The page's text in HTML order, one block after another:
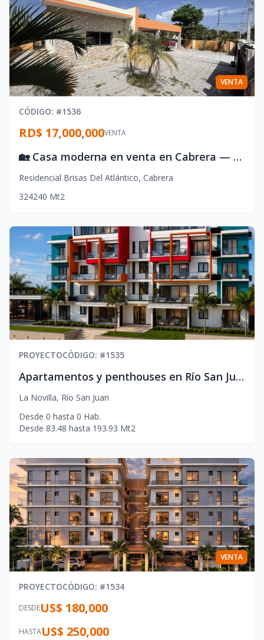
VENTA
CÓDIGO: #1536
VENTA
RD$ 17,000,000
🏡 Casa moderna en venta en Cabrera — amplia, céntrica y lista para mudarte
Residencial Brisas Del Atlántico, Cabrera
324240 Mt2
PROYECTOCÓDIGO: #1535
Apartamentos y penthouses en Río San Juan con el estilo que buscas :desde US$125,000, con piscina, gimnasio, seguridad 24/7 y dos parqueos. ¡Separa hoy con solo US$3,000!
La Novilla, Río San Juan
Desde 0 hasta 0 Hab.
Desde 83.48 hasta 193.93 Mt2
VENTA
PROYECTOCÓDIGO: #1534
DESDEUS$ 180,000
HASTAUS$ 250,000